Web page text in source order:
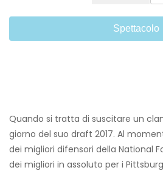
Spettacolo
Quando si tratta di suscitare un
giorno del suo draft 2017. Al
dei migliori difensori della National
dei migliori in assoluto per i